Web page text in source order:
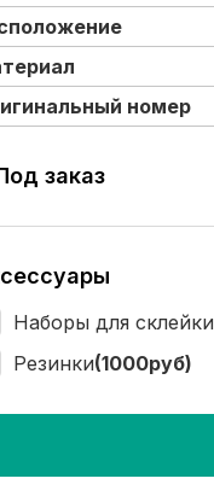
номер
заказ
Наборы для склейки
Резинки(1000руб)